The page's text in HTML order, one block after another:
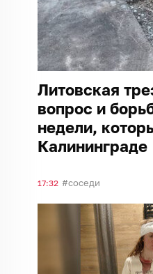
Литовская
вопрос и
недели,
Калининграде
17:32 соседи